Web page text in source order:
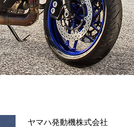
ヤマハ発動機株式会社